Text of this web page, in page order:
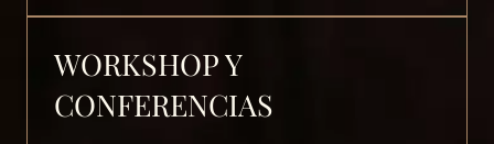
WORKSHOP Y
CONFERENCIAS